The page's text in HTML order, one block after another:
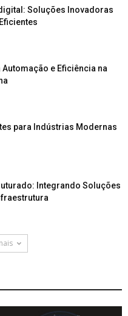
Soluções Inovadoras
e Eficiência na
para Indústrias Modernas
Integrando Soluções